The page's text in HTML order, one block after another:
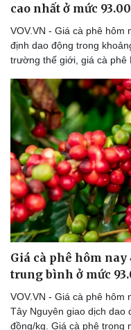
cao nhất ở mức
VOV.VN - Giá cà phê
định dao động trong
trường thế giới, giá cà phê
Giá cà phê hôm
trung bình ở mức
VOV.VN - Giá cà phê hôm
Tây Nguyên giao dịch dao
đồng/kg. Giá cà phê trong